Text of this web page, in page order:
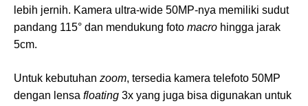
lebih jernih. Kamera ultra-wide 50MP-nya memiliki sudut
pandang 115° dan mendukung foto macro hingga jarak
5cm.
Untuk kebutuhan zoom, tersedia kamera telefoto 50MP
dengan lensa floating 3x yang juga bisa digunakan untuk